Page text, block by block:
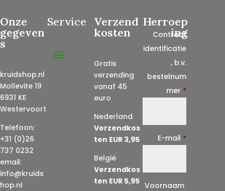
Onze
gegeven
s
kruidshop.nl
Mollevite 19
6931 KE
Westervoort
Telefoon:
+31 (0)26
737 0232
email:
info@kruids
hop.nl
Service Verzend
kosten
Gratis
verzending
vanaf 45
euro
Nederland
Verzendkos
ten EUR 3,95
België
Verzendkos
ten EUR 5,95
Herroep
ing
Contract
identificatie
, b.v.
bestelnum
mer *
E-mail *
Voornaam